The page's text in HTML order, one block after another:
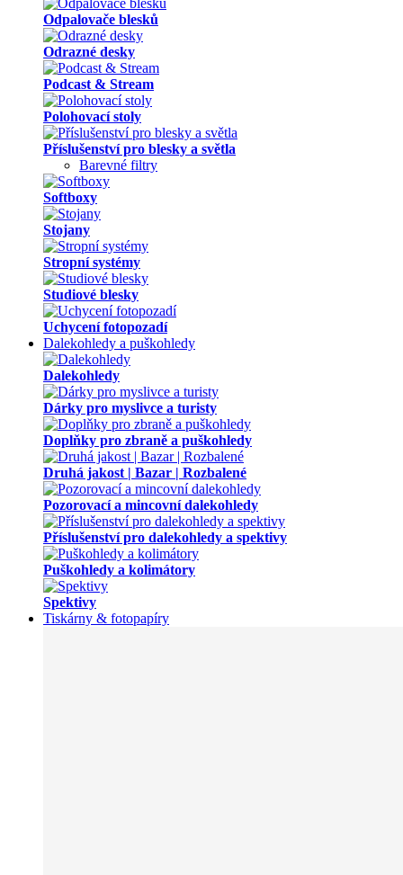
Odpalovače blesků
Odrazné desky
Podcast & Stream
Polohovací stoly
Příslušenství pro blesky a světla
Barevné filtry
Softboxy
Stojany
Stropní systémy
Studiové blesky
Uchycení fotopozadí
Dalekohledy a puškohledy
Dalekohledy
Dárky pro myslivce a turisty
Doplňky pro zbraně a puškohledy
Druhá jakost | Bazar | Rozbalené
Pozorovací a mincovní dalekohledy
Příslušenství pro dalekohledy a spektivy
Puškohledy a kolimátory
Spektivy
Tiskárny & fotopapíry